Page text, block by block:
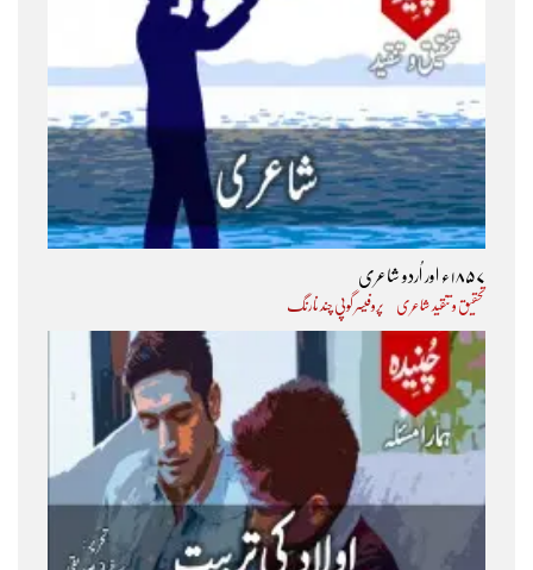
۱۸۵۷ء اور اُردو شاعری
تحقیق و تنقید شاعری پروفیسر گوپی چند نارنگ